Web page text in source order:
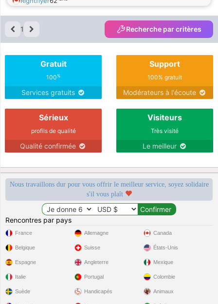
1 Recherche par critères
Gratuit
100%
Services gratuits
Support
100% gratuit
Modérateurs à l'écoute
Sérieux
profils de qualité
Qualité confirmée
Visiteurs
Très visité
Le meilleur
Nous travaillons dur pour vous offrir le meilleur service, soyez solidaire
s'il vous plaît
Rencontres par pays
France
Belgique
Espagne
Italie
Suède
Allemagne
Suisse
Angleterre
Portugal
Handicapés
Canada
États-Unis
Mexique
Colombie
Animaux